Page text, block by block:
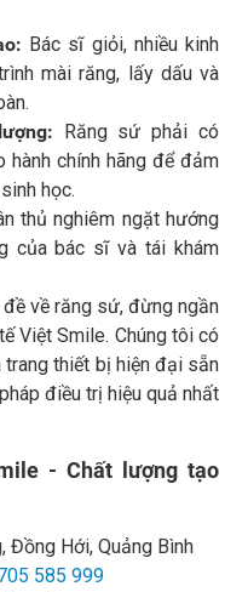
Bác sĩ giỏi, nhiều kinh
mài răng, lấy dấu và
Răng sứ phải có
hành chính hãng để đảm
học.
thủ nghiêm ngặt hướng
của bác sĩ và tái khám
về răng sứ, đừng ngần
Việt Smile. Chúng tôi có
thiết bị hiện đại sẵn
điều trị hiệu quả nhất
- Chất lượng tạo
Đồng Hới, Quảng Bình
585 999